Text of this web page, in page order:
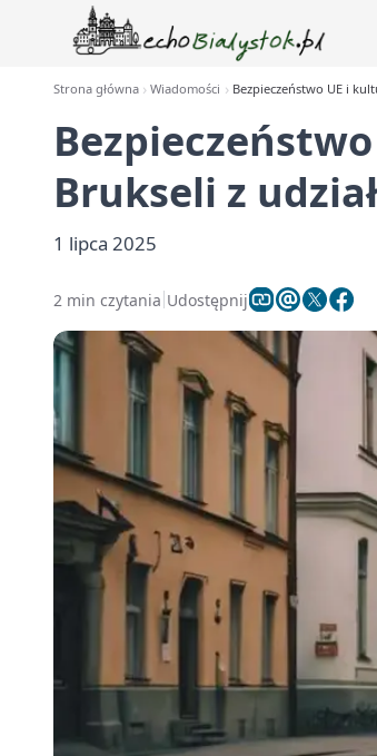
Strona główna Wiadomości Bezpieczeństwo UE i
Brukseli z
1 lipca 2025
2 min czytania Udostępnij